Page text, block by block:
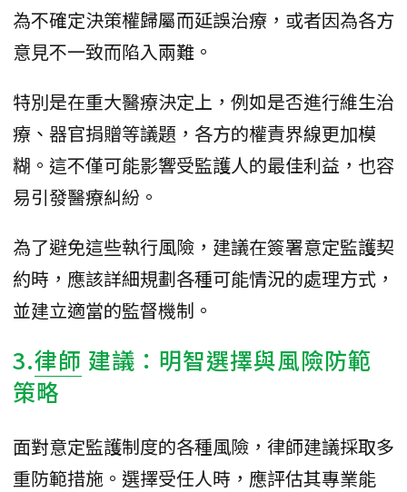
為不確定決策權歸屬而延誤治療，或者因為各方
意見不一致而陷入兩難。
特別是在重大醫療決定上，例如是否進行維生治
療、器官捐贈等議題，各方的權責界線更加模
糊。這不僅可能影響受監護人的最佳利益，也容
易引發醫療糾紛。
為了避免這些執行風險，建議在簽署意定監護契
約時，應該詳細規劃各種可能情況的處理方式，
並建立適當的監督機制。
3.律師 建議：明智選擇與風險防範
策略
面對意定監護制度的各種風險，律師建議採取多
重防範措施。選擇受任人時，應評估其專業能